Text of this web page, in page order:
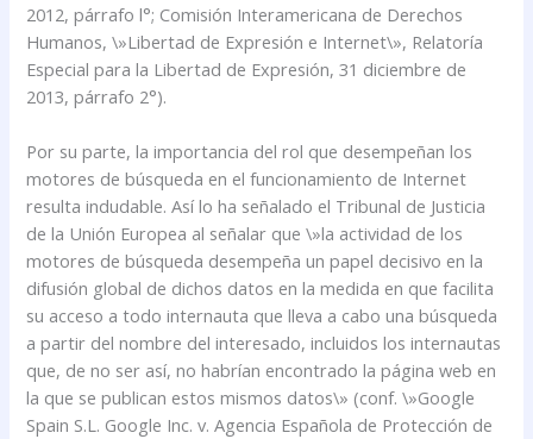
2012, párrafo l°; Comisión Interamericana de Derechos
Humanos, \»Libertad de Expresión e Internet\», Relatoría
Especial para la Libertad de Expresión, 31 diciembre de
2013, párrafo 2°).
Por su parte, la importancia del rol que desempeñan los
motores de búsqueda en el funcionamiento de Internet
resulta indudable. Así lo ha señalado el Tribunal de Justicia
de la Unión Europea al señalar que \»la actividad de los
motores de búsqueda desempeña un papel decisivo en la
difusión global de dichos datos en la medida en que facilita
su acceso a todo internauta que lleva a cabo una búsqueda
a partir del nombre del interesado, incluidos los internautas
que, de no ser así, no habrían encontrado la página web en
la que se publican estos mismos datos\» (conf. \»Google
Spain S.L. Google Inc. v. Agencia Española de Protección de